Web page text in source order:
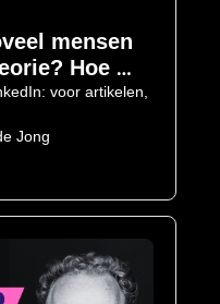
mensen
Hoe
Grip op de
voor artikelen,
Jong